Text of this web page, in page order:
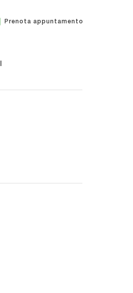
Prenota appuntamento